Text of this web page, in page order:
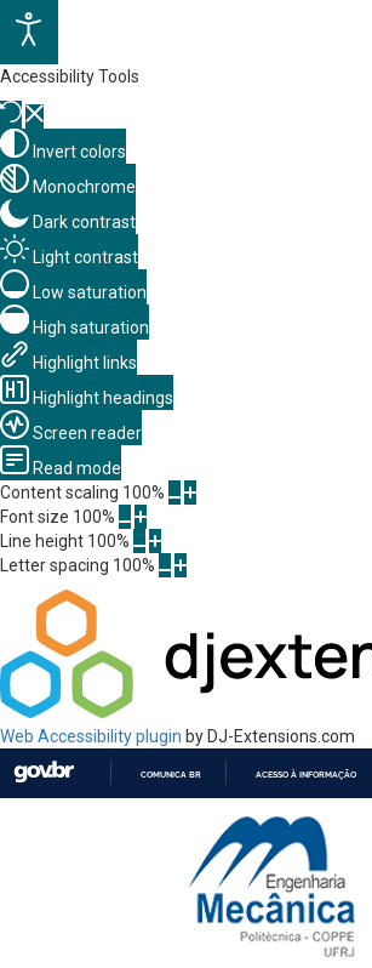
Accessibility Tools
Invert colors
Monochrome
Dark contrast
Light contrast
Low saturation
High saturation
Highlight links
Highlight headings
Screen reader
Read mode
Content scaling 100%
Font size 100%
Line height 100%
Letter spacing 100%
Web Accessibility plugin by DJ-Extensions.com
PARA
CONTEÚDO
COMUNICA BR ACESSO À INFORMAÇÃO